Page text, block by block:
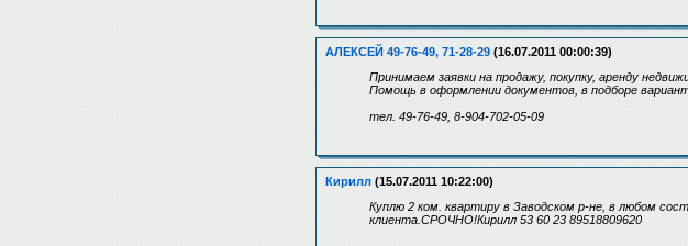
АЛЕКСЕЙ 49-76-49, 71-28-29 (16.07.2011 00:00:39)
Принимаем заявки на продажу, покупку, аренду
Помощь в оформлении документов, в подборе
тел. 49-76-49, 8-904-702-05-09
Кирилл (15.07.2011 10:22:00)
Куплю 2 ком. квартиру в Заводском р-не, в любом
клиента.СРОЧНО!Кирилл 53 60 23 89518809620